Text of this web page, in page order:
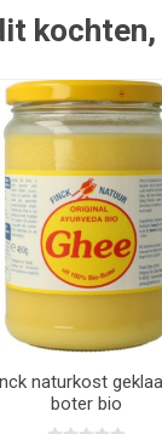
naturkost
boter bio